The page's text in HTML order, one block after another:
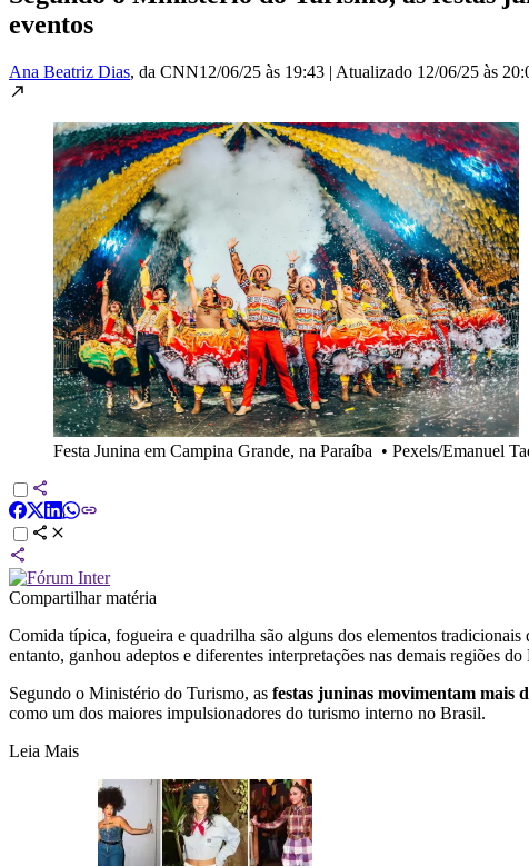
eventos
Ana Beatriz Dias, da CNN12/06/25 às 19:43 | Atualizado 12/06/25 às
Festa Junina em Campina Grande, na Paraíba • Pexels/Emanuel
Compartilhar matéria
Comida típica, fogueira e quadrilha são alguns dos elementos
entanto, ganhou adeptos e diferentes interpretações nas demais regiões do
Segundo o Ministério do Turismo, as festas juninas movimentam mais
como um dos maiores impulsionadores do turismo interno no Brasil.
Leia Mais